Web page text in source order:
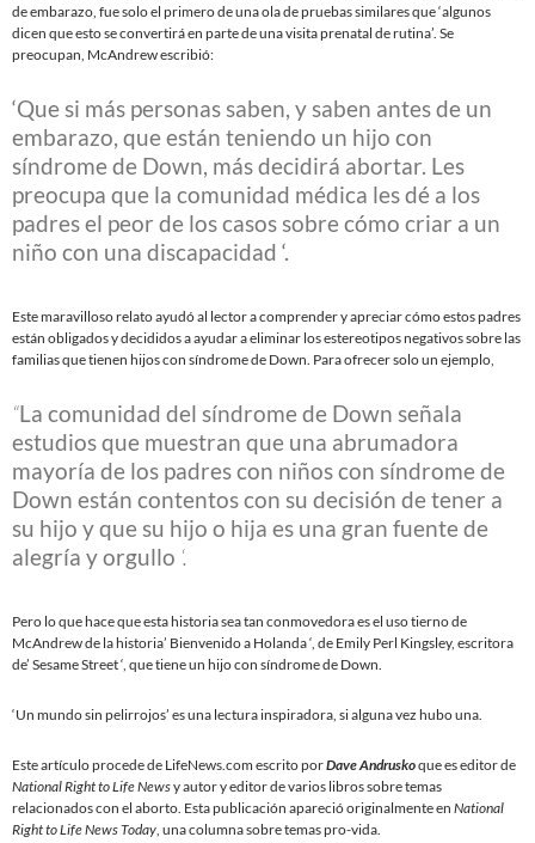
de embarazo, fue solo el primero de una ola de pruebas similares que ‘algunos
dicen que esto se convertirá en parte de una visita prenatal de rutina’. Se
preocupan, McAndrew escribió:
‘Que si más personas saben, y saben antes de un
embarazo, que están teniendo un hijo con
síndrome de Down, más decidirá abortar. Les
preocupa que la comunidad médica les dé a los
padres el peor de los casos sobre cómo criar a un
niño con una discapacidad ‘.
Este maravilloso relato ayudó al lector a comprender y apreciar cómo estos padres
están obligados y decididos a ayudar a eliminar los estereotipos negativos sobre las
familias que tienen hijos con síndrome de Down. Para ofrecer solo un ejemplo,
“La comunidad del síndrome de Down señala
estudios que muestran que una abrumadora
mayoría de los padres con niños con síndrome de
Down están contentos con su decisión de tener a
su hijo y que su hijo o hija es una gran fuente de
alegría y orgullo ‘.
Pero lo que hace que esta historia sea tan conmovedora es el uso tierno de
McAndrew de la historia’ Bienvenido a Holanda ‘, de Emily Perl Kingsley, escritora
de’ Sesame Street ‘, que tiene un hijo con síndrome de Down.
‘Un mundo sin pelirrojos’ es una lectura inspiradora, si alguna vez hubo una.
Este artículo procede de LifeNews.com escrito porDave Andruskoque es editor de
National Right to Life Newsy autor y editor de varios libros sobre temas
relacionados con el aborto. Esta publicación apareció originalmente en National
Right to Life News Today, una columna sobre temas pro-vida.